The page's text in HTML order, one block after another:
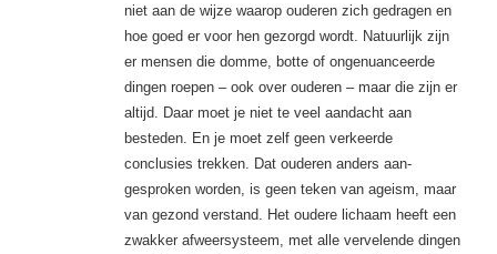
niet aan de ­wijze waarop ouderen zich gedragen en
hoe goed er voor hen gezorgd wordt. Natuurlijk zijn
er mensen die domme, botte of ongenuanceerde
dingen roepen – ook over ouderen – maar die zijn er
altijd. Daar moet je niet te veel aandacht aan
besteden. En je moet zelf geen verkeerde
conclusies trekken. Dat ouderen anders aan­
gesproken worden, is geen teken van ageism, maar
van gezond verstand. Het oudere lichaam heeft een
zwakker afweersysteem, met alle vervelende dingen